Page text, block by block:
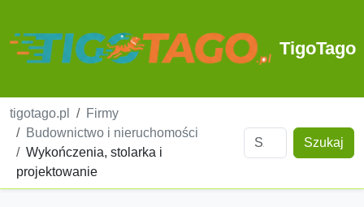
TigoTago
tigotago.pl
Firmy
Budownictwo i nieruchomości
Wykończenia, stolarka i
projektowanie
Szukaj